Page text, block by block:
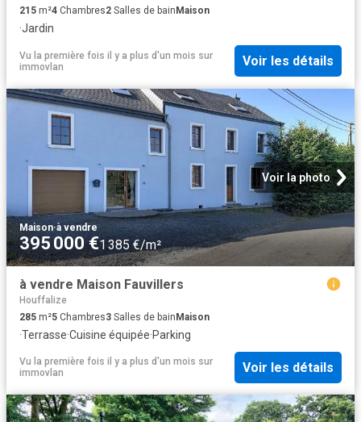
215 m²4 Chambres2 Salles de bain Maison
·Jardin
Vu la première fois il y a plus d'un mois sur
immovlan
Voir les détails
Voir la photo
Maison·à vendre
395 000 €1 385 €/m²
à vendre Maison Fauvillers
Houffalize
285 m²5 Chambres3 Salles de bainMaison
·Terrasse·Cuisine équipée·Parking
Vu la première fois il y a plus d'un mois sur
immovlan
Voir les détails